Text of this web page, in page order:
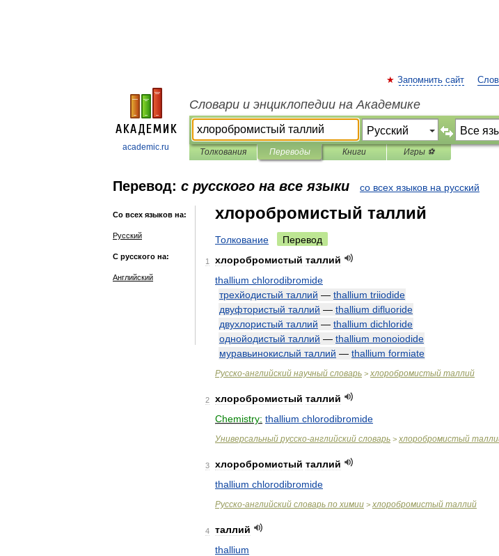
academic.ru
Запомнить сайт
Словари и энциклопедии на Академике
Толкования Переводы Книги Игры ⚽
Перевод: с русского на все языки со всех языков на русский
Со всех языков на:
Русский
С русского на:
Английский
хлоробромистый таллий
Толкование Перевод
1 хлоробромистый таллий
thallium chlorodibromide
трехйодистый таллий — thallium triiodide
двуфтористый таллий — thallium difluoride
двухлористый таллий — thallium dichloride
однойодистый таллий — thallium monoiodide
муравьинокислый таллий — thallium formiate
Русско-английский научный словарь > хлоробромистый таллий
2 хлоробромистый таллий
Chemistry: thallium chlorodibromide
Универсальный русско-английский словарь > хлоробромистый
3 хлоробромистый таллий
thallium chlorodibromide
Русско-английский словарь по химии > хлоробромистый таллий
4
таллий
thallium